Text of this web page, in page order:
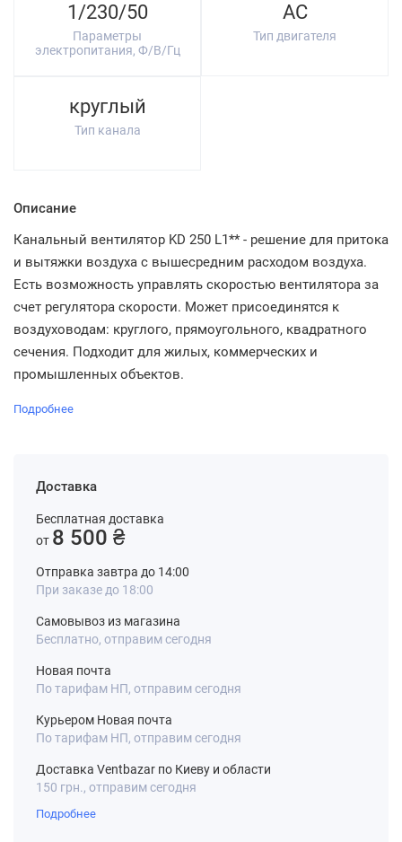
1/230/50
Параметры
электропитания, Ф/В/Гц
AC
Тип двигателя
круглый
Тип канала
Описание
Канальный вентилятор KD 250 L1** - решение для притока
и вытяжки воздуха с вышесредним расходом воздуха.
Есть возможность управлять скоростью вентилятора за
счет регулятора скорости. Может присоединятся к
воздуховодам: круглого, прямоугольного, квадратного
сечения. Подходит для жилых, коммерческих и
промышленных объектов.
Подробнее
Доставка
Бесплатная доставка
от 8 500 ₴
Отправка завтра до 14:00
При заказе до 18:00
Самовывоз из магазина
Бесплатно, отправим сегодня
Новая почта
По тарифам НП, отправим сегодня
Курьером Новая почта
По тарифам НП, отправим сегодня
Доставка Ventbazar по Киеву и области
150 грн., отправим сегодня
Подробнее